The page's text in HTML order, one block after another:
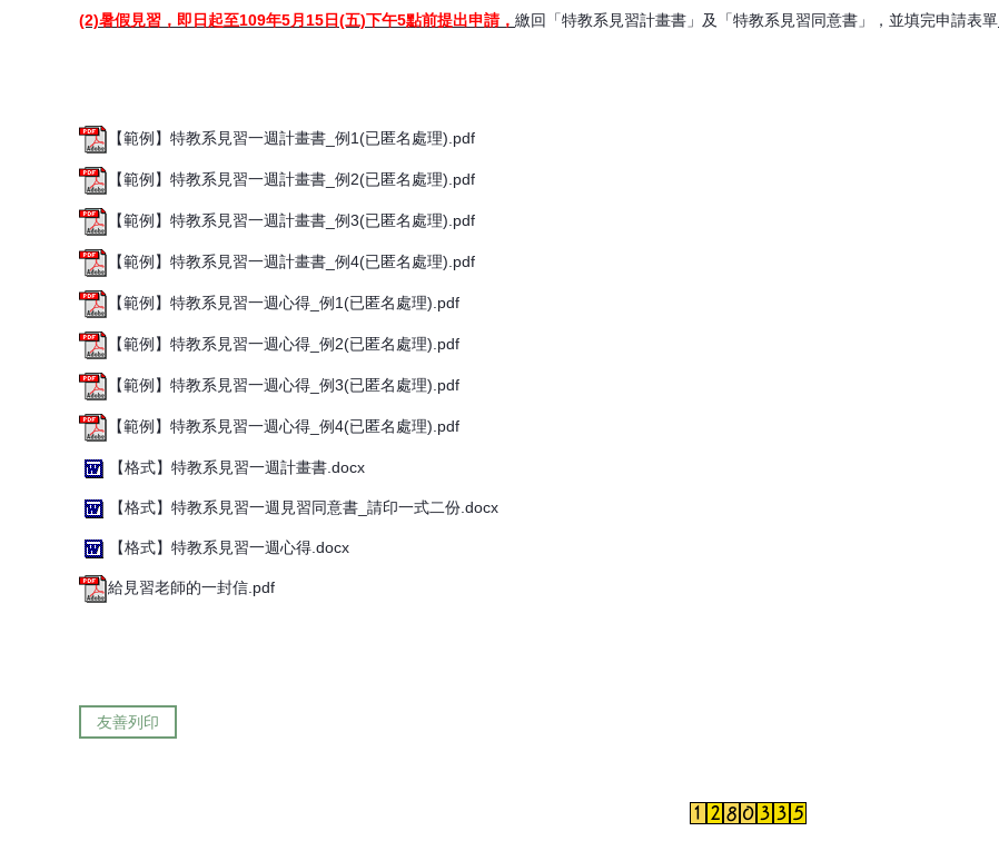
(2)暑假見習，即日起至109年5月15日(五)下午5點前提出申請， 繳回「特教系見習計畫書」及「特教系見習同意書」，並填完申請表單
【範例】特教系見習一週計畫書_例1(已匿名處理).pdf
【範例】特教系見習一週計畫書_例2(已匿名處理).pdf
【範例】特教系見習一週計畫書_例3(已匿名處理).pdf
【範例】特教系見習一週計畫書_例4(已匿名處理).pdf
【範例】特教系見習一週心得_例1(已匿名處理).pdf
【範例】特教系見習一週心得_例2(已匿名處理).pdf
【範例】特教系見習一週心得_例3(已匿名處理).pdf
【範例】特教系見習一週心得_例4(已匿名處理).pdf
【格式】特教系見習一週計畫書.docx
【格式】特教系見習一週見習同意書_請印一式二份.docx
【格式】特教系見習一週心得.docx
給見習老師的一封信.pdf
友善列印